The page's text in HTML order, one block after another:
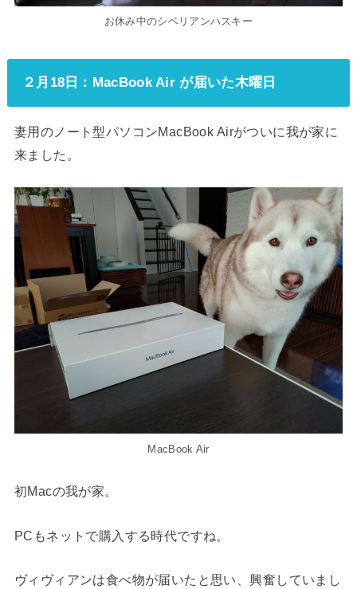
お休み中のシベリアンハスキー
２月18日：MacBook Air が届いた木曜日
妻用のノート型パソコンMacBook Airがついに我が家に
来ました。
MacBook Air
初Macの我が家。
PCもネットで購入する時代ですね。
ヴィヴィアンは食べ物が届いたと思い、興奮していまし